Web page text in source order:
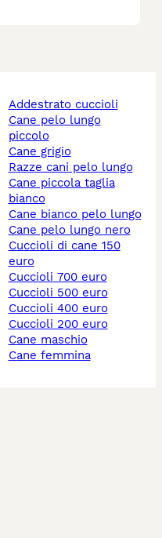
addestrato cuccioli
cane pelo lungo
piccolo
cane grigio
razze cani pelo lungo
cane piccola taglia
bianco
cane bianco pelo lungo
cane pelo lungo nero
cuccioli di cane 150
euro
cuccioli 700 euro
cuccioli 500 euro
cuccioli 400 euro
cuccioli 200 euro
cane maschio
cane femmina